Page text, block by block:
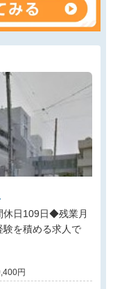
を積める求人で
〜 4,499,400円